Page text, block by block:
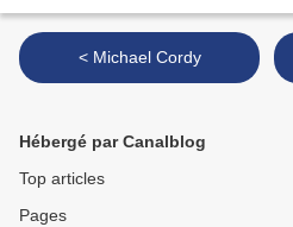
< Michael Cordy
Hébergé par Canalblog
Top articles
Pages